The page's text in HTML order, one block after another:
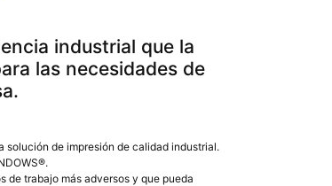
industrial que la
las necesidades de
solución de impresión de calidad industrial.
de trabajo más adversos y que pueda